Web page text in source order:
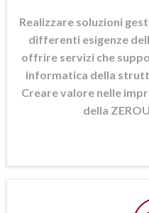
Realizzare soluzioni
differenti esigenze
offrire servizi che
informatica della
Creare valore nelle
della